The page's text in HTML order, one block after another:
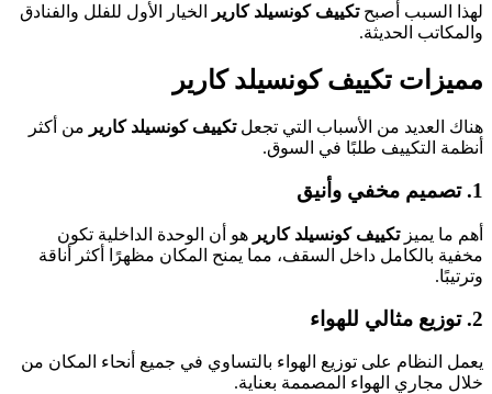
لهذا السبب أصبحتكييف كونسيلد كارير
الخيار الأول للفلل والفنادق
والمكاتب الحديثة.
مميزات تكييف كونسيلد كارير
هناك العديد من الأسباب التي تجعلتكييف كونسيلد كارير من أكثر
أنظمة التكييف طلبًا في السوق.
1. تصميم مخفي وأنيق
أهم ما يميزتكييف كونسيلد كارير هو أن الوحدة الداخلية تكون
مخفية بالكامل داخل السقف، مما يمنح المكان مظهرًا أكثر أناقة
وترتيبًا.
2. توزيع مثالي للهواء
يعمل النظام على توزيع الهواء بالتساوي في جميع أنحاء المكان من
خلال مجاري الهواء المصممة بعناية.